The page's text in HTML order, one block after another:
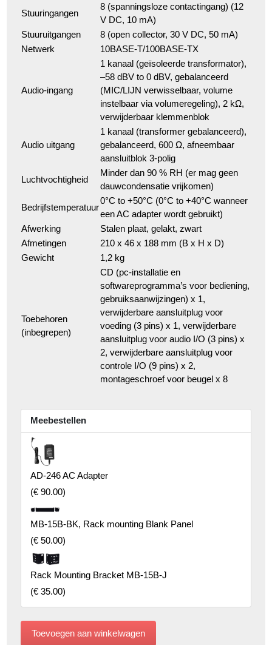
Stuuringangen
8 (spanningsloze contactingang) (12
V DC, 10 mA)
Stuuruitgangen
8 (open collector, 30 V DC, 50 mA)
Netwerk
10BASE-T/100BASE-TX
Audio-ingang
1 kanaal (geïsoleerde transformator),
–58 dBV to 0 dBV, gebalanceerd
(MIC/LIJN verwisselbaar, volume
instelbaar via volumeregeling), 2 kΩ,
verwijderbaar klemmenblok
Audio uitgang
1 kanaal (transformer gebalanceerd),
gebalanceerd, 600 Ω, afneembaar
aansluitblok 3-polig
Luchtvochtigheid
Minder dan 90 % RH (er mag geen
dauwcondensatie vrijkomen)
Bedrijfstemperatuur
0°C to +50°C (0°C to +40°C wanneer
een AC adapter wordt gebruikt)
Afwerking
Stalen plaat, gelakt, zwart
Afmetingen
210 x 46 x 188 mm (B x H x D)
Gewicht
1,2 kg
Toebehoren
(inbegrepen)
CD (pc-installatie en
softwareprogramma’s voor bediening,
gebruiksaanwijzingen) x 1,
verwijderbare aansluitplug voor
voeding (3 pins) x 1, verwijderbare
aansluitplug voor audio I/O (3 pins) x
2, verwijderbare aansluitplug voor
controle I/O (9 pins) x 2,
montageschroef voor beugel x 8
Meebestellen
AD-246 AC Adapter
(€ 90.00)
MB-15B-BK, Rack mounting Blank Panel
(€ 50.00)
Rack Mounting Bracket MB-15B-J
(€ 35.00)